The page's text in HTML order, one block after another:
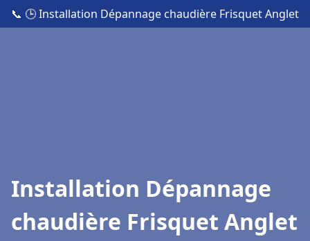
📞 🕒 Installation Dépannage chaudière Frisquet Anglet
Installation Dépannage
chaudière Frisquet Anglet